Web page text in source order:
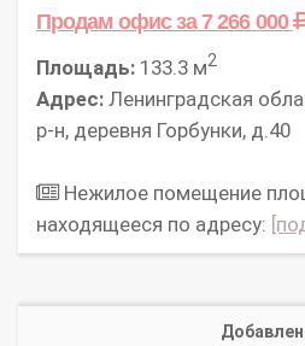
Продам офисза 7 266 000
Площадь: 133.3 м2
Адрес: Ленинградская
р-н, деревня Горбунки, д.40
Нежилое помещение
находящееся по адресу: